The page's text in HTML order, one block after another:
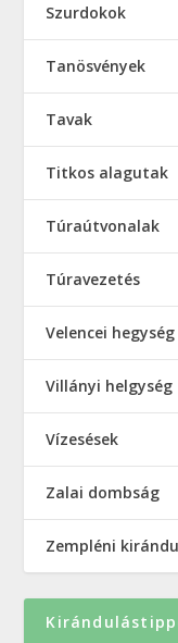
Szurdokok
Tanösvények
Tavak
Titkos alagutak
Túraútvonalak
Túravezetés
Velencei hegység
Villányi helgység
Vízesések
Zalai dombság
Zempléni